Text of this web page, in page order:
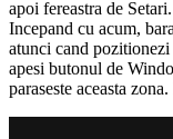
apoi fereastra de Setari.
Incepand cu acum,
atunci cand
apesi butonul de
paraseste aceasta